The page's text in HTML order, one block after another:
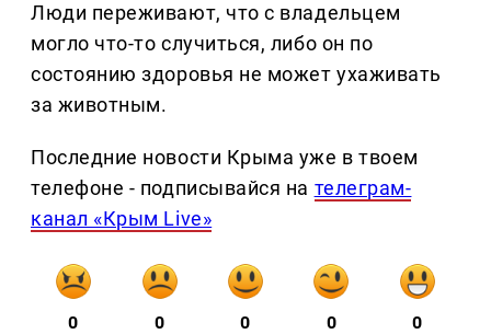
Люди переживают, что с владельцем
могло что-то случиться, либо он по
состоянию здоровья не может ухаживать
за животным.
Последние новости Крыма уже в твоем
телефоне - подписывайся на телеграм-
канал «Крым Live»
0 0 0 0 0